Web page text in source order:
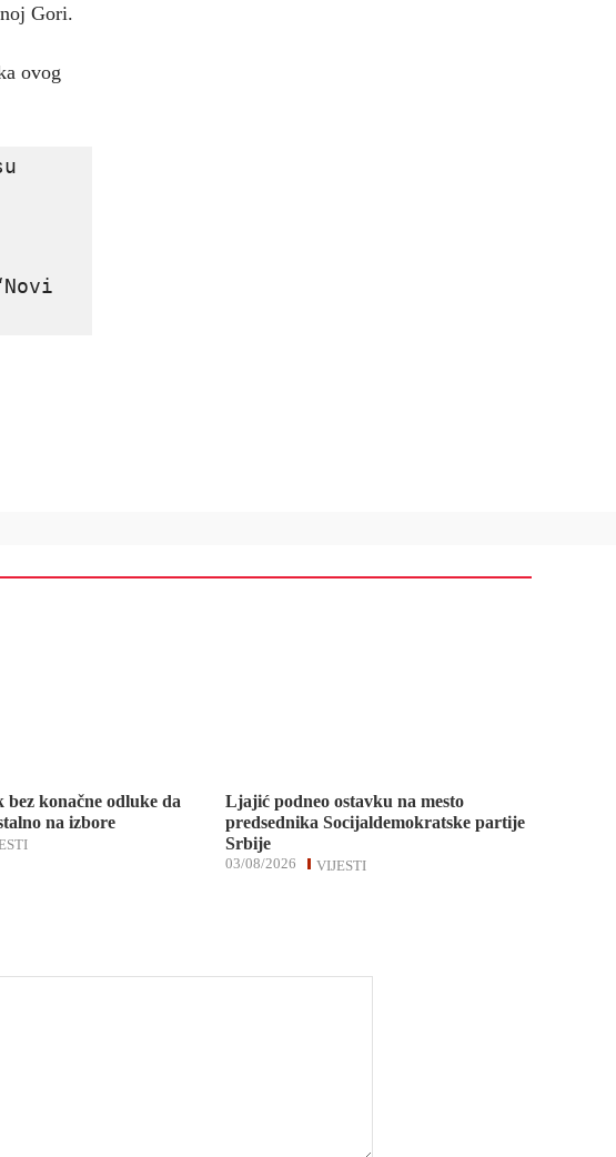
Gori.
ovog
bez konačne odluke da
na izbore
Ljajić podneo ostavku na mesto
predsednika Socijaldemokratske partije
Srbije
VIJESTI
03/08/2026